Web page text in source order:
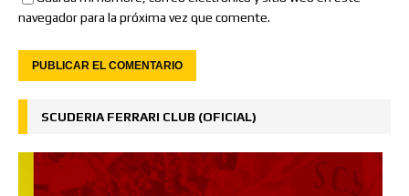
navegador para la próxima vez que comente.
SCUDERIA FERRARI CLUB (OFICIAL)